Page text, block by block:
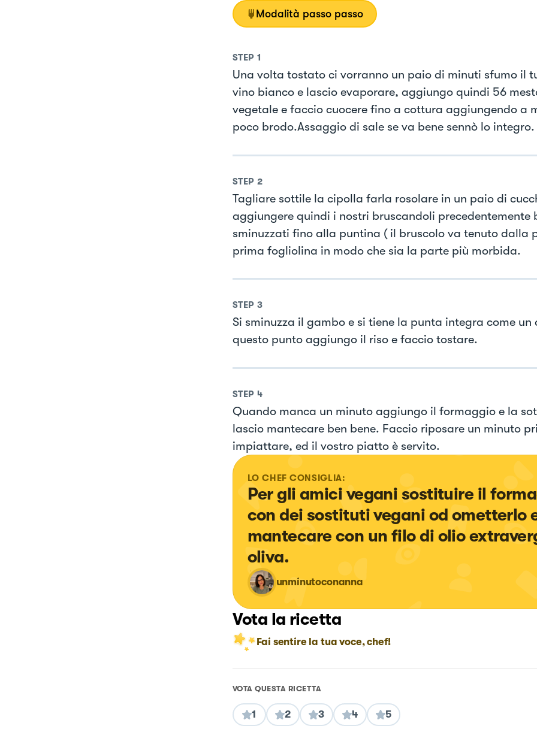
Modalità passo passo
STEP 1
Una volta tostato ci vorranno un paio di minuti sfumo il
vino bianco e lascio evaporare, aggiungo quindi 56
vegetale e faccio cuocere fino a cottura aggiungendo a
poco brodo.Assaggio di sale se va bene sennò lo integro.
STEP 2
Tagliare sottile la cipolla farla rosolare in un paio di
aggiungere quindi i nostri bruscandoli precedentemente
sminuzzati fino alla puntina ( il bruscolo va tenuto dalla
prima fogliolina in modo che sia la parte più morbida.
STEP 3
Si sminuzza il gambo e si tiene la punta integra come un
questo punto aggiungo il riso e faccio tostare.
STEP 4
Quando manca un minuto aggiungo il formaggio e la
lascio mantecare ben bene. Faccio riposare un minuto
impiattare, ed il vostro piatto è servito.
LO CHEF CONSIGLIA:
Per gli amici vegani sostituire il
con dei sostituti vegani od ometterlo
mantecare con un filo di olio
oliva.
unminutoconanna
Vota la ricetta
Fai sentire la tua voce, chef!
VOTA QUESTA RICETTA
1 2 3 4 5